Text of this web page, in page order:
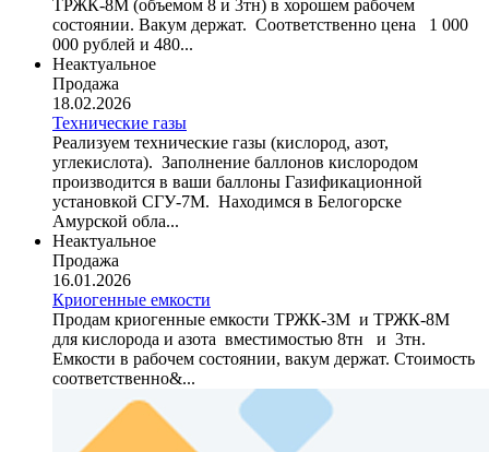
ТРЖК-8М (объемом 8 и 3тн) в хорошем рабочем
состоянии. Вакум держат. Соответственно цена 1 000
000 рублей и 480...
Неактуальное
Продажа
18.02.2026
Технические газы
Реализуем технические газы (кислород, азот,
углекислота). Заполнение баллонов кислородом
производится в ваши баллоны Газификационной
установкой СГУ-7М. Находимся в Белогорске
Амурской обла...
Неактуальное
Продажа
16.01.2026
Криогенные емкости
Продам криогенные емкости ТРЖК-3М и ТРЖК-8М
для кислорода и азота вместимостью 8тн и 3тн.
Емкости в рабочем состоянии, вакум держат. Стоимость
соответственно&...